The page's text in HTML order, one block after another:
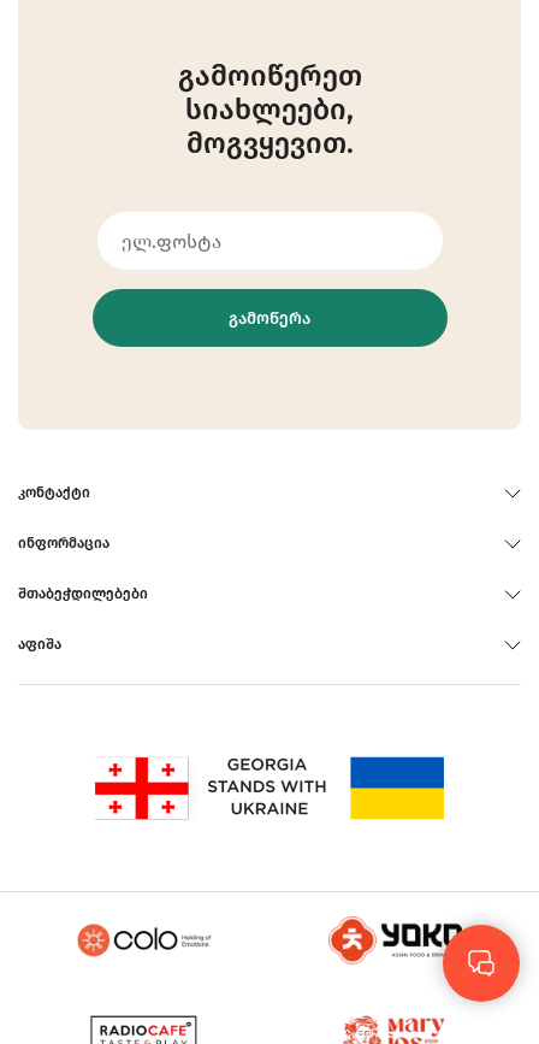
გამოიწერეთ
სიახლეები,
მოგვყევით.
ᲒᲐᲛᲝᲬᲔᲠᲐ
ᲙᲝᲜᲢᲐᲥᲢᲘ
ᲘᲜᲤᲝᲠᲛᲐᲪᲘᲐ
ᲨᲗᲐᲑᲔᲭᲓᲘᲚᲔᲑᲔᲑᲘ
ᲐᲤᲘᲨᲐ